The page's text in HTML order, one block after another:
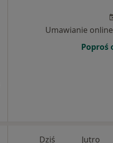
Umawianie
Poproś
Dziś Jutro